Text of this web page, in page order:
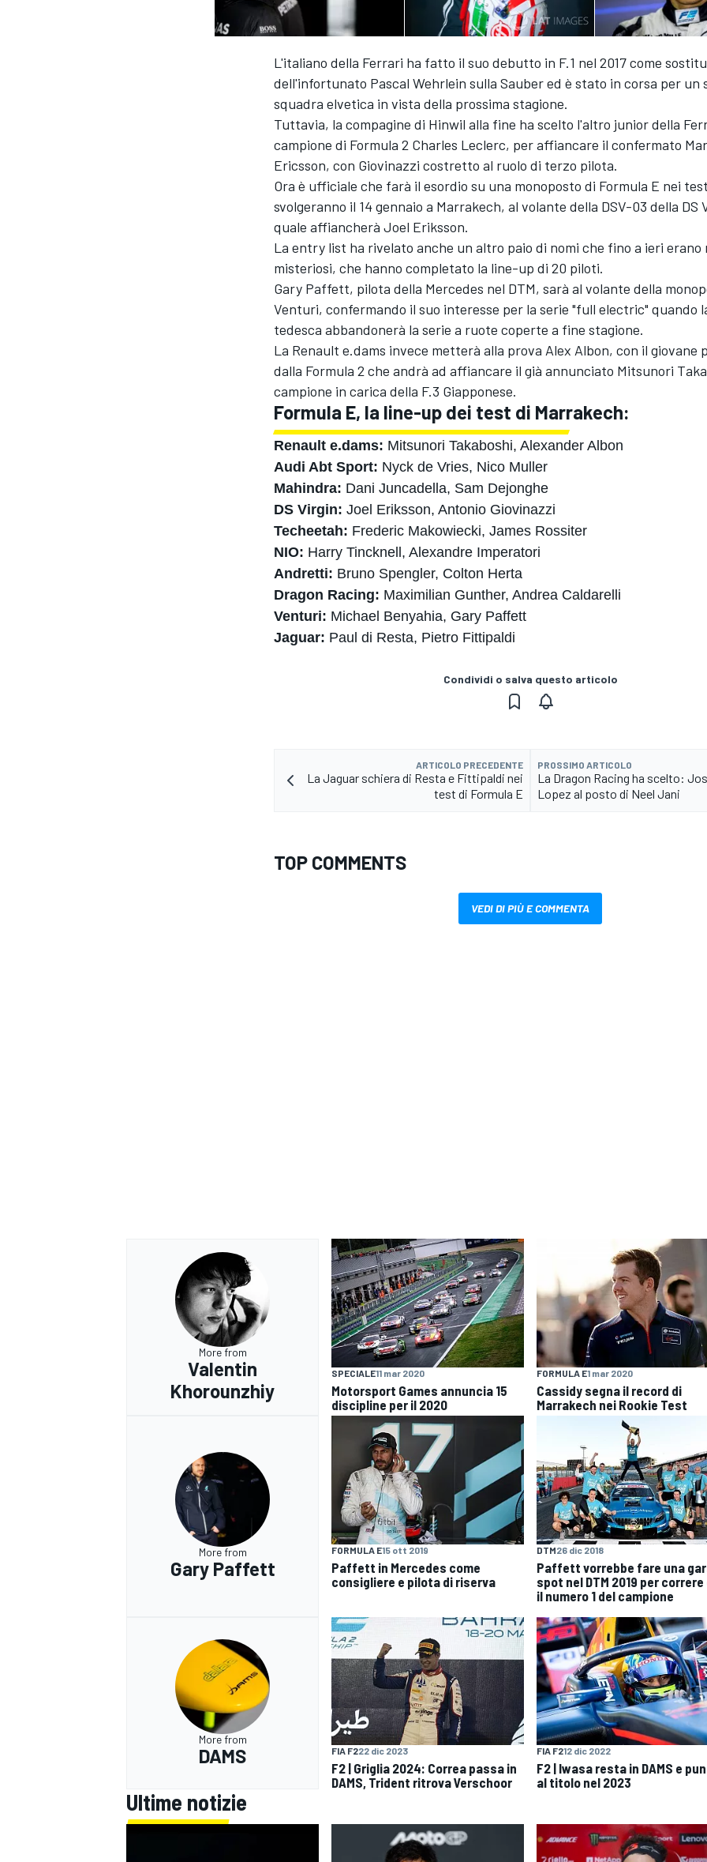
L'italiano della Ferrari ha fatto il suo debutto in F.1 nel 2017 come
dell'infortunato Pascal Wehrlein sulla Sauber ed è stato in corsa per un
squadra elvetica in vista della prossima stagione.
Tuttavia, la compagine di Hinwil alla fine ha scelto l'altro junior della
campione di Formula 2 Charles Leclerc, per affiancare il confermato
Ericsson, con Giovinazzi costretto al ruolo di terzo pilota.
Ora è ufficiale che farà il esordio su una monoposto di Formula E nei
svolgeranno il 14 gennaio a Marrakech, al volante della DSV-03 della DS
quale affiancherà Joel Eriksson.
La entry list ha rivelato anche un altro paio di nomi che fino a ieri erano
misteriosi, che hanno completato la line-up di 20 piloti.
Gary Paffett, pilota della Mercedes nel DTM, sarà al volante della
Venturi, confermando il suo interesse per la serie "full electric" quando
tedesca abbandonerà la serie a ruote coperte a fine stagione.
La Renault e.dams invece metterà alla prova Alex Albon, con il giovane
dalla Formula 2 che andrà ad affiancare il già annunciato Mitsunori
campione in carica della F.3 Giapponese.
Formula E, la line-up dei test di Marrakech:
Renault e.dams: Mitsunori Takaboshi, Alexander Albon
Audi Abt Sport: Nyck de Vries, Nico Muller
Mahindra: Dani Juncadella, Sam Dejonghe
DS Virgin: Joel Eriksson, Antonio Giovinazzi
Techeetah: Frederic Makowiecki, James Rossiter
NIO: Harry Tincknell, Alexandre Imperatori
Andretti: Bruno Spengler, Colton Herta
Dragon Racing: Maximilian Gunther, Andrea Caldarelli
Venturi: Michael Benyahia, Gary Paffett
Jaguar: Paul di Resta, Pietro Fittipaldi
Condividi o salva questo articolo
ARTICOLO PRECEDENTE
La Jaguar schiera di Resta e Fittipaldi nei
test di Formula E
PROSSIMO ARTICOLO
La Dragon Racing ha scelto:
Lopez al posto di Neel Jani
TOP COMMENTS
VEDI DI PIÙ E COMMENTA
More from
Valentin
Khorounzhiy
SPECIALE11 mar 2020
Motorsport Games annuncia 15
discipline per il 2020
FORMULA E1 mar 2020
Cassidy segna il record di
Marrakech nei Rookie Test
More from
Gary Paffett
FORMULA E15 ott 2019
Paffett in Mercedes come
consigliere e pilota di riserva
DTM26 dic 2018
Paffett vorrebbe fare una
spot nel DTM 2019 per correre
il numero 1 del campione
More from
DAMS FIA F222 dic 2023
F2 | Griglia 2024: Correa passa in
DAMS, Trident ritrova Verschoor
FIA F212 dic 2022
F2 | Iwasa resta in DAMS e
al titolo nel 2023
Ultime notizie